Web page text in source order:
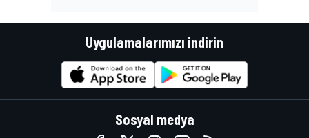
Uygulamalarımızı indirin
Sosyal medya